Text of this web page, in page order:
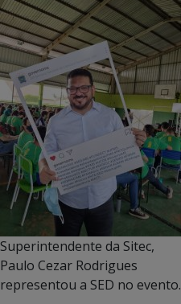
Superintendente da Sitec,
Paulo Cezar Rodrigues
representou a SED no evento.